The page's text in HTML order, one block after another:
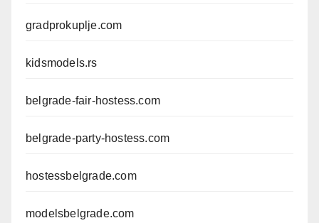
gradprokuplje.com
kidsmodels.rs
belgrade-fair-hostess.com
belgrade-party-hostess.com
hostessbelgrade.com
modelsbelgrade.com